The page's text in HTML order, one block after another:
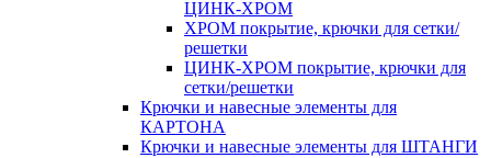
ЦИНК-ХРОМ
ХРОМ покрытие, крючки для сетки/
решетки
ЦИНК-ХРОМ покрытие, крючки для
сетки/решетки
Крючки и навесные элементы для
КАРТОНА
Крючки и навесные элементы для ШТАНГИ